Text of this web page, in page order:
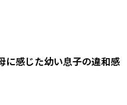
に感じた幼い息子の違和感